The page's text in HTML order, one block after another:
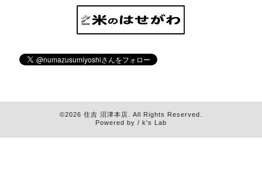
©2026 住吉 沼津本店 . All Rights Reserved.
Powered by / k's Lab